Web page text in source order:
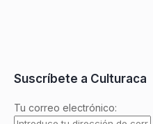
Suscríbete a Culturaca
Tu correo electrónico: